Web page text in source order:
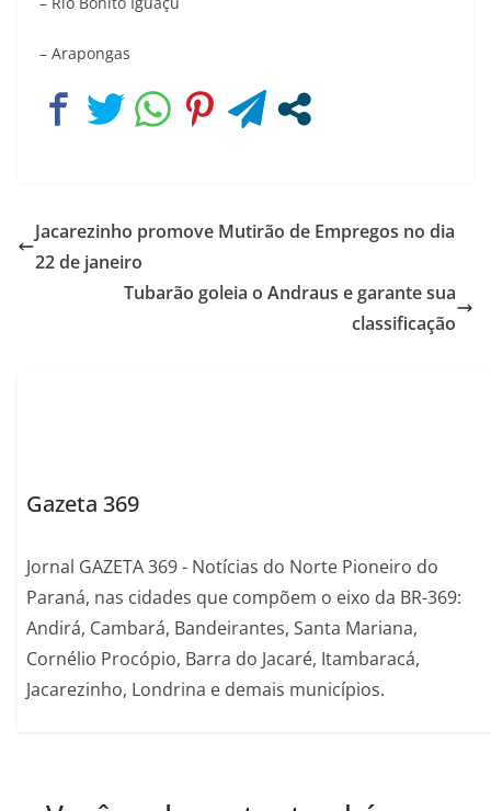
– Arapongas
Jacarezinho promove Mutirão de Empregos no dia
22 de janeiro
Tubarão goleia o Andraus e garante sua
classificação
Gazeta 369
Jornal GAZETA 369 - Notícias do Norte Pioneiro do
Paraná, nas cidades que compõem o eixo da BR-369:
Andirá, Cambará, Bandeirantes, Santa Mariana,
Cornélio Procópio, Barra do Jacaré, Itambaracá,
Jacarezinho, Londrina e demais municípios.